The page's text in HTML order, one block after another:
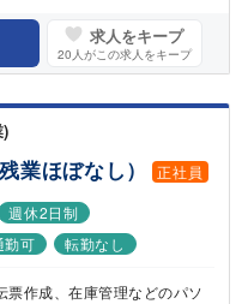
求人をキープ
20 人がこの求人をキープ
業ほぼなし）
正社員
週休2日制
勤可 転勤なし
票作成、在庫管理などのパソ